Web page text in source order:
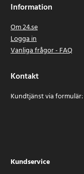
Information
Om 24.se
Logga in
Vanliga frågor - FAQ
Kontakt
Kundtjänst via formulär:
Kundservice